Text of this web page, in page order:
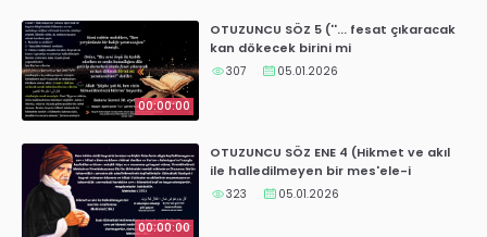
00:00:00
OTUZUNCU SÖZ 5 (''... fesat çıkaracak
kan dökecek birini mi
yaratacaksın?''Bakara Suresi 30.ayet
307 05.01.2026
00:00:00
OTUZUNCU SÖZ ENE 4 (Hikmet ve akıl
ile halledilmeyen bir mes'ele-i
mühimme)
323 05.01.2026